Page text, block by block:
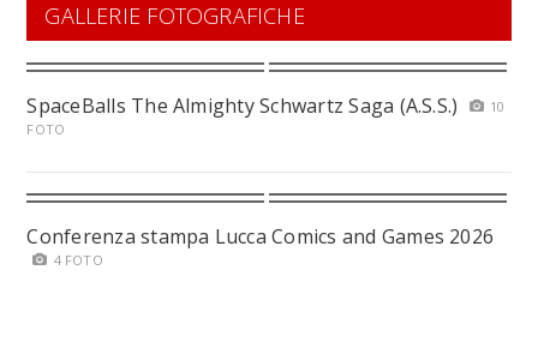
GALLERIE FOTOGRAFICHE
SpaceBalls The Almighty Schwartz Saga (A.S.S.)
10
FOTO
Conferenza stampa Lucca Comics and Games 2026
4 FOTO